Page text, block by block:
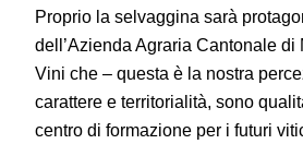
Proprio la selvaggina sarà
dell’Azienda Agraria Cantonale di
Vini che – questa è la nostra
carattere e territorialità, sono
centro di formazione per i futuri